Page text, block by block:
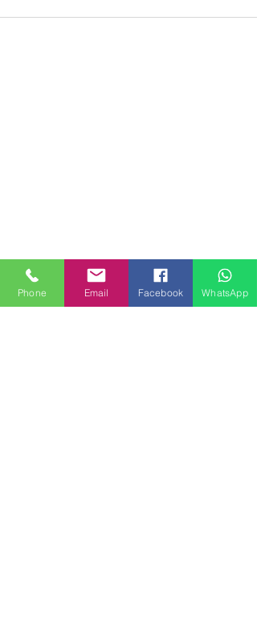
MILANHOUSES
Piazzale Brescia 16
Phone Email Facebook WhatsApp